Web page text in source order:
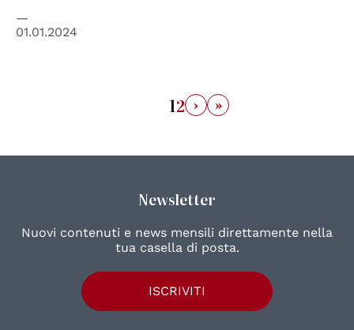
01.01.2024
12 › »
Newsletter
Nuovi contenuti e news mensili direttamente nella
tua casella di posta.
ISCRIVITI